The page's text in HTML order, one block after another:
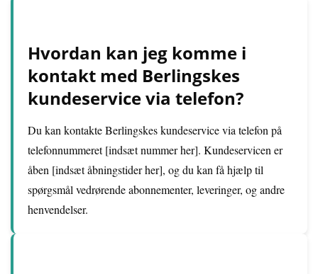
Hvordan kan jeg komme i
kontakt med Berlingskes
kundeservice via telefon?
Du kan kontakte Berlingskes kundeservice via telefon på
telefonnummeret [indsæt nummer her]. Kundeservicen er
åben [indsæt åbningstider her], og du kan få hjælp til
spørgsmål vedrørende abonnementer, leveringer, og andre
henvendelser.